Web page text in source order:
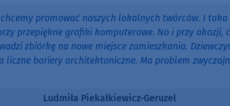
promować naszych lokalnych twórców. I taka
przepiękne grafiki komputerowe. No i przy okazji,
zbiórkę na nowe miejsce zamieszkania.
liczne bariery architektoniczne. Ma problem
Ludmiła Piekałkiewicz-Geruzel